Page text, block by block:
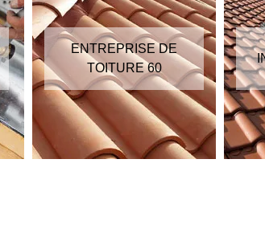
ENTREPRISE DE
TOITURE 60